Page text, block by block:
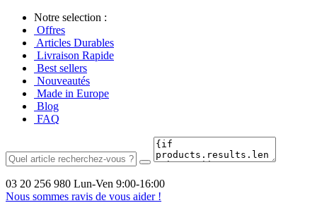
Notre selection :
Offres
Articles Durables
Livraison Rapide
Best sellers
Nouveautés
Made in Europe
Blog
FAQ
03 20 256 980 Lun-Ven 9:00-16:00
Nous sommes ravis de vous aider !